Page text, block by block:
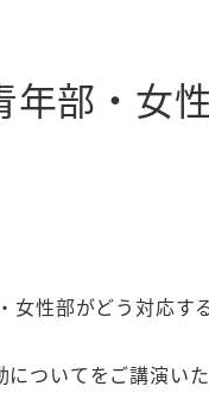
部・女
女性部がどう対応す
ついてをご講演いた